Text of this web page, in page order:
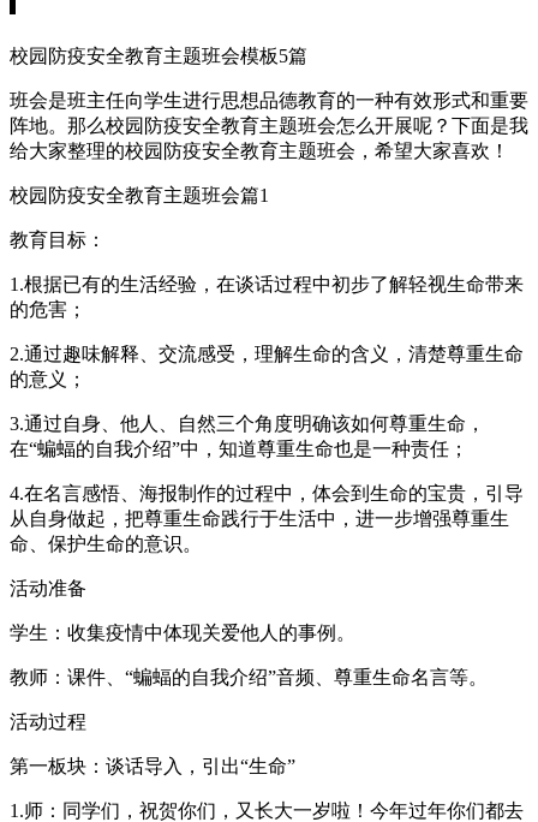
校园防疫安全教育主题班会模板5篇
班会是班主任向学生进行思想品德教育的一种有效形式和重要
阵地。那么校园防疫安全教育主题班会怎么开展呢？下面是我
给大家整理的校园防疫安全教育主题班会，希望大家喜欢！
校园防疫安全教育主题班会篇1
教育目标：
1.根据已有的生活经验，在谈话过程中初步了解轻视生命带来
的危害；
2.通过趣味解释、交流感受，理解生命的含义，清楚尊重生命
的意义；
3.通过自身、他人、自然三个角度明确该如何尊重生命，
在“蝙蝠的自我介绍”中，知道尊重生命也是一种责任；
4.在名言感悟、海报制作的过程中，体会到生命的宝贵，引导
从自身做起，把尊重生命践行于生活中，进一步增强尊重生
命、保护生命的意识。
活动准备
学生：收集疫情中体现关爱他人的事例。
教师：课件、“蝙蝠的自我介绍”音频、尊重生命名言等。
活动过程
第一板块：谈话导入，引出“生命”
1.师：同学们，祝贺你们，又长大一岁啦！今年过年你们都去